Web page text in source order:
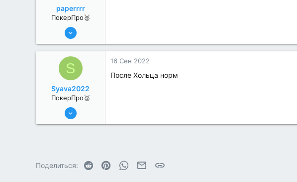
paperrrr
ПокерПро🥈
8 Июн 2022
4
S
Syava2022
ПокерПро🥉
17 Авг 2022
16 Сен 2022
После Хольца норм
Поделиться: Reddit PinterestWhatsAppЭлектронная почта